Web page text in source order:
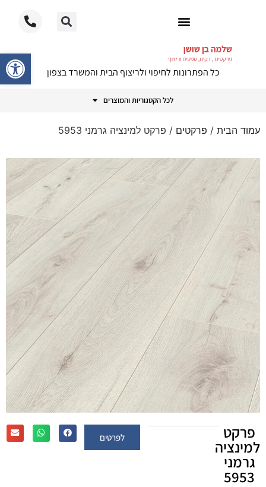
פתח
כל הפתרונות לחיפוי ולריצוף הבית והמשרד בצפון
לכל הקטגוריות והמוצרים
עמוד הבית / פרקטים / פרקט למינציה גרמני 5953
פרקט
למינציה
גרמני
5953
לפרטים